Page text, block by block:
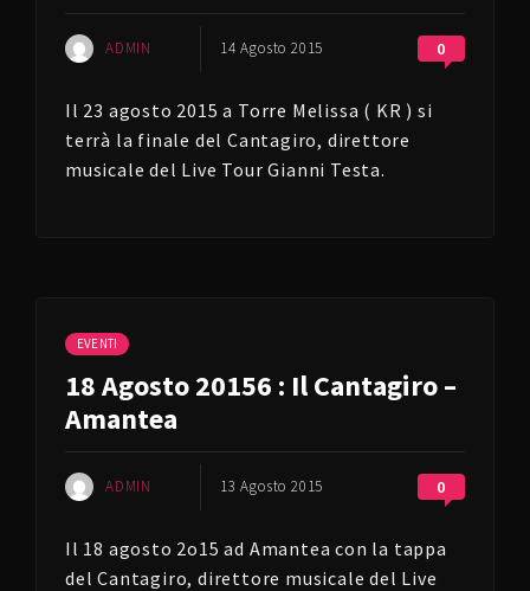
ADMIN 14 Agosto 2015 0
Il 23 agosto 2015 a Torre Melissa ( KR ) si
terrà la finale del Cantagiro, direttore
musicale del Live Tour Gianni Testa.
EVENTI
18 Agosto 20156 : Il Cantagiro –
Amantea
ADMIN 13 Agosto 2015 0
Il 18 agosto 2o15 ad Amantea con la tappa
del Cantagiro, direttore musicale del Live